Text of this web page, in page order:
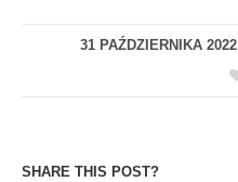
31 PAŹDZIERNIKA 2022
SHARE THIS POST?